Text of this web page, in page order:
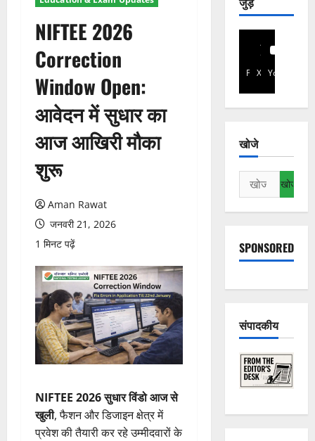
NIFTEE 2026
Correction
Window Open:
आवेदन में सुधार का
आज आखिरी मौका
शुरू
Aman Rawat
जनवरी 21, 2026
1 मिनट पढ़ें
NIFTEE 2026 सुधार विंडो आज से
खुली, फैशन और डिजाइन क्षेत्र में
प्रवेश की तैयारी कर रहे उम्मीदवारों के
Facebook
X YouTube
खोजे
निम्न
को
खोजें:
SPONSORED
संपादकीय